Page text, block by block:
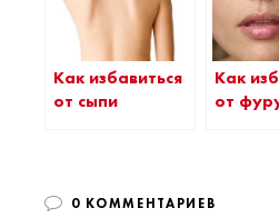
Как избавиться
от сыпи
Как
от
0 КОММЕНТАРИЕВ